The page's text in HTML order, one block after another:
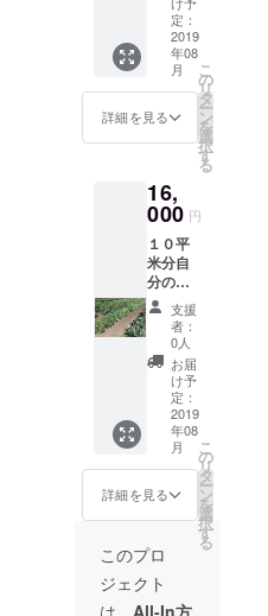
ルーツ
パプリ
カ・白
菜・オ
クラ・
トマト
チュ・
ミック
スニン
ジン・
ハツカ
ダイコ
ラー
ピーマ
ン・エ
ンド
ウ・水
菜・ト
ウモロ
コシ・
トマ
ト・フ
ルーツ
パプリ
カ・白
菜・オ
クラ・
トマト
のアイ
イッ
ターに
て週に1
回畑の
状況報
告をし
ます。
実際に
越しい
ただい
て見学
や体験
もでき
ます。
この小
さな芽
が野菜
になる
のか！
と新し
い発見
がある
と思い
ます。
とれた
けて発
送可
能。 6
月から
定：
2019
年08
月
詳細を見る
こ
の
リ
タ
ー
ン
を
選
択
す
る
16,
000 円
１０平
米分自
分の畑
を持て
ます。
種植
え〜収
穫まで
ツイッ
ターに
て週に1
回畑の
状況報
告をし
ます。
実際に
畑にお
越しい
ただい
て見学
支援
者：
0人
お届
け予
定：
2019
年08
月
詳細を見る
こ
の
リ
タ
ー
ン
を
選
択
す
る
このプロ
ジェクト
は、 All-In方